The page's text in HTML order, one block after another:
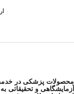
و تحقیقاتی